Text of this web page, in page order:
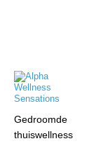
Gedroomde
thuiswellness